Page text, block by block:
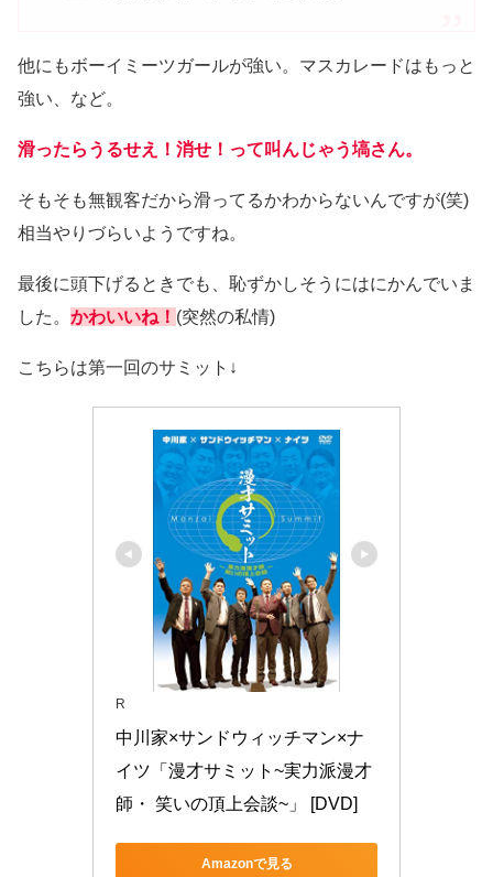
他にもボーイミーツガールが強い。マスカレードはもっと
強い、など。
滑ったらうるせえ！消せ！って叫んじゃう塙さん。
そもそも無観客だから滑ってるかわからないんですが(笑)
相当やりづらいようですね。
最後に頭下げるときでも、恥ずかしそうにはにかんでいま
した。 かわいいね！ (突然の私情)
こちらは第一回のサミット↓
R
中川家×サンドウィッチマン×ナ
イツ「漫才サミット~実力派漫才
師・ 笑いの頂上会談~」 [DVD]
Amazonで見る